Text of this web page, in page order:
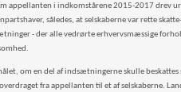
appellanten i indkomstårene 2015-2017 drev
således, at selskaberne var rette
- der alle vedrørte erhvervsmæssige
om en del af indsætningerne skulle
fra appellanten til et af selskaberne.